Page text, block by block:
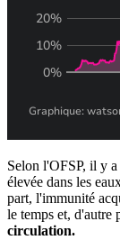
Selon l'OFSP, il y
élevée dans les
part, l'immunité
le temps et, d'autre
circulation.